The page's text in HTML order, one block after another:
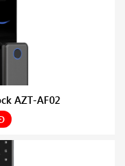
AZT-AF02